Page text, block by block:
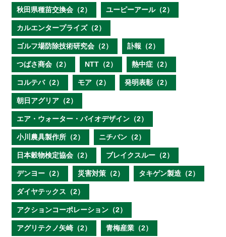
秋田県種苗交換会（2） ユーピーアール（2）
カルエンタープライズ（2）
ゴルフ場防除技術研究会（2） 訃報（2）
つばさ商会（2） NTT（2） 熱中症（2）
コルテバ（2） モア（2） 発明表彰（2）
朝日アグリア（2）
エア・ウォーター・バイオデザイン（2）
小川農具製作所（2） ニチバン（2）
日本穀物検定協会（2） ブレイクスルー（2）
デンヨー（2） 災害対策（2） タキゲン製造（2）
ダイヤテックス（2）
アクションコーポレーション（2）
アグリテクノ矢崎（2） 青梅産業（2）